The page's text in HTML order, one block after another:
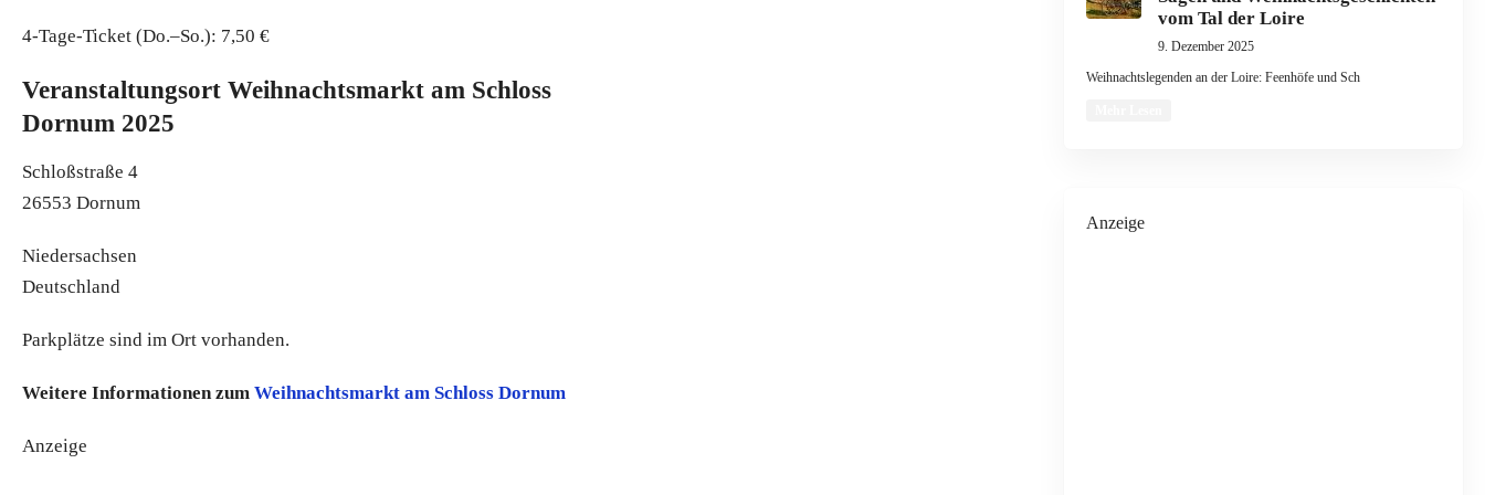
4-Tage-Ticket (Do.–So.): 7,50 €
Veranstaltungsort Weihnachtsmarkt am Schloss
Dornum 2025
Schloßstraße 4
26553 Dornum
Niedersachsen
Deutschland
Parkplätze sind im Ort vorhanden.
Weitere Informationen zum Weihnachtsmarkt am Schloss Dornum
Anzeige
vom Tal der Loire
9. Dezember 2025
Weihnachtslegenden an der Loire: Feenhöfe und Sch
Anzeige